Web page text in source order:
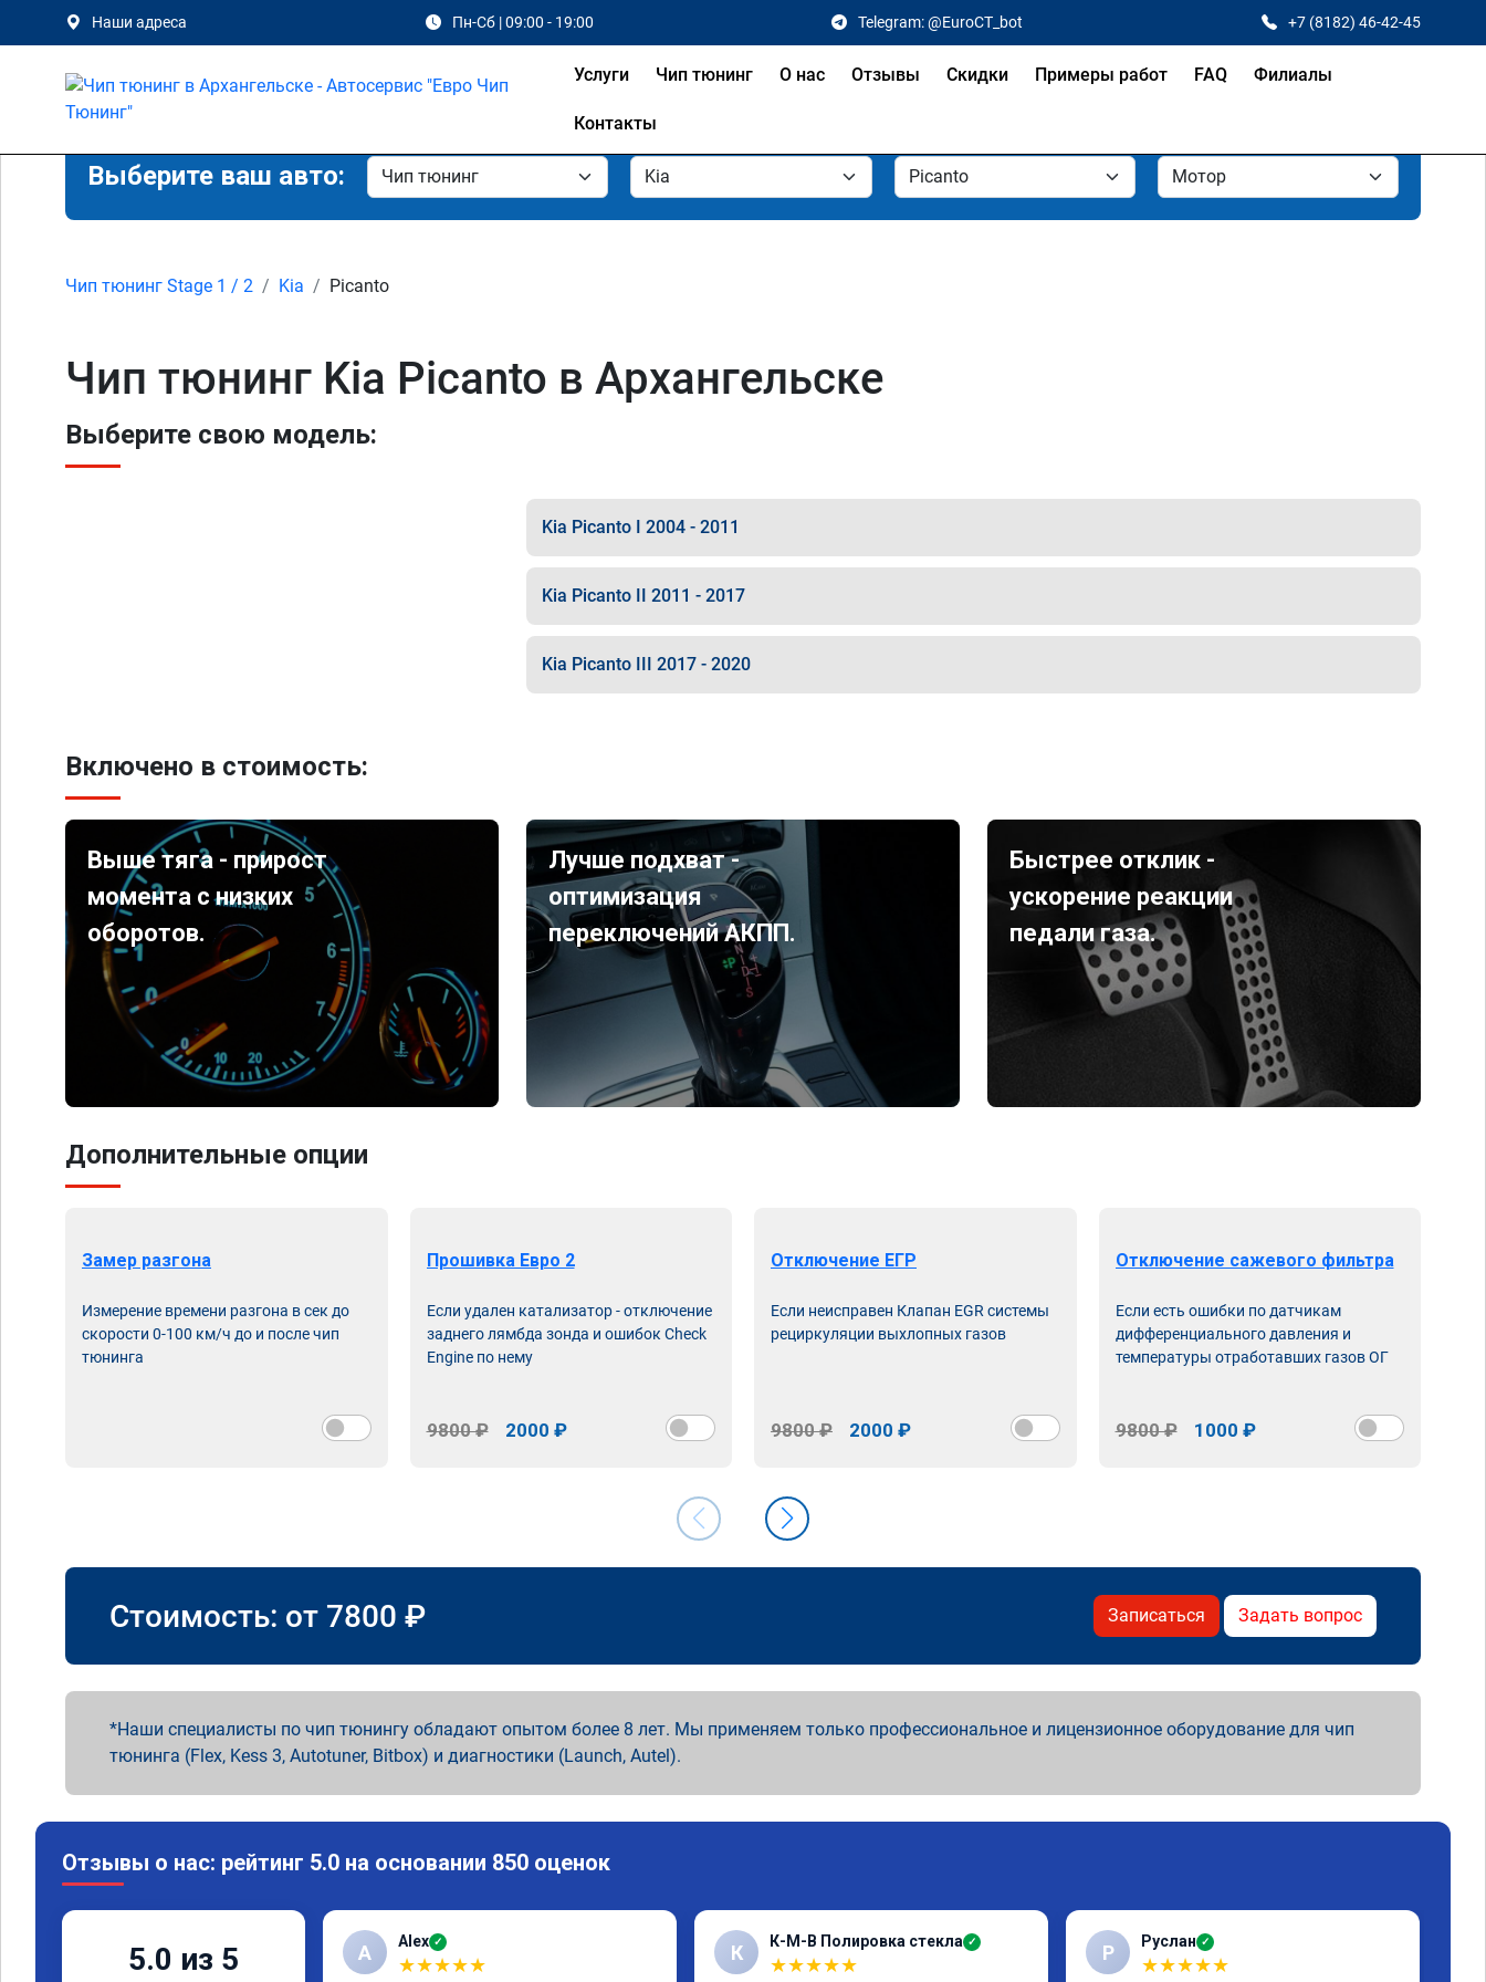
Наши адреса Пн-Сб | 09:00 - 19:00 Telegram: @EuroCT_bot +7 (8182) 46-42-45
Услуги Чип тюнинг О нас Отзывы Скидки Примеры работ FAQ Филиалы
Контакты
Выберите ваш авто:
Чип тюнинг Stage 1 / 2 Kia Picanto
Чип тюнинг Kia Picanto в Архангельске
Выберите свою модель:
Kia Picanto I 2004 - 2011
Kia Picanto II 2011 - 2017
Kia Picanto III 2017 - 2020
Включено в стоимость:
Выше тяга - прирост
момента с низких
оборотов.
Лучше подхват -
оптимизация
переключений АКПП.
Быстрее отклик -
ускорение реакции
педали газа.
Дополнительные опции
Замер разгона
Измерение времени разгона в сек до
скорости 0-100 км/ч до и после чип
тюнинга
Прошивка Евро 2
Если удален катализатор - отключение
заднего лямбда зонда и ошибок Check
Engine по нему
9800 ₽ 2000 ₽
Отключение ЕГР
Если неисправен Клапан EGR системы
рециркуляции выхлопных газов
9800 ₽ 2000 ₽
Отключение сажевого фильтра
Если есть ошибки по датчикам
дифференциального давления и
температуры отработавших газов ОГ
9800 ₽ 1000 ₽
Стоимость: от 7800 ₽ Записаться Задать вопрос
Наши специалисты по чип тюнингу обладают опытом более 8 лет. Мы применяем только профессиональное и лицензионное оборудование для чип
тюнинга (Flex, Kess 3, Autotuner, Bitbox) и диагностики (Launch, Autel).
Отзывы о нас: рейтинг 5.0 на основании 850 оценок
5.0 из 5 A Alex ✓
★★★★★
К К-М-В Полировка стекла ✓
★★★★★
Р Руслан ✓
★★★★★